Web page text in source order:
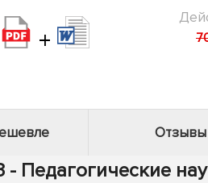
+
Отзывы
- Педагогические